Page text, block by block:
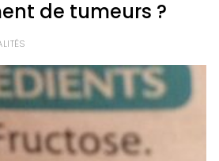
de tumeurs ?